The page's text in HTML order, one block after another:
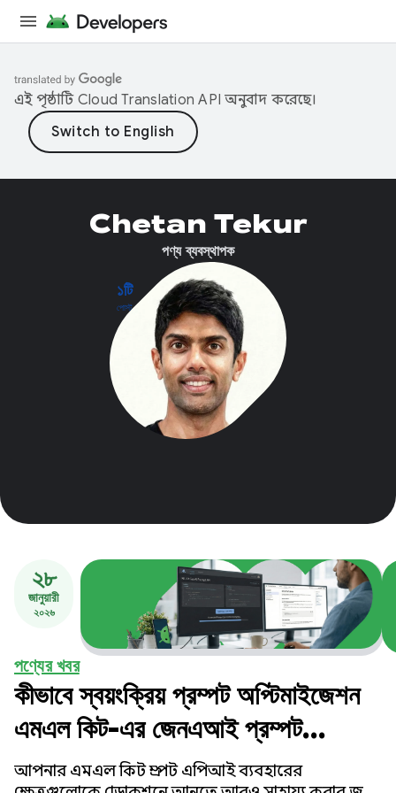
এই পৃষ্ঠাটি Cloud Translation API অনুবাদ করেছে।
১টি
পোস্ট
Chetan Tekur
পণ্য ব্যবস্থাপক
২৮
জানুয়ারী
২০২৬
পণ্যের খবর
কীভাবে স্বয়ংক্রিয় প্রম্পট অপ্টিমাইজেশন
এমএল কিট-এর জেনএআই প্রম্পট
এপিআই-এর গুণগত মান বৃদ্ধি করে
আপনার এমএল কিট প্রম্পট এপিআই ব্যবহারের